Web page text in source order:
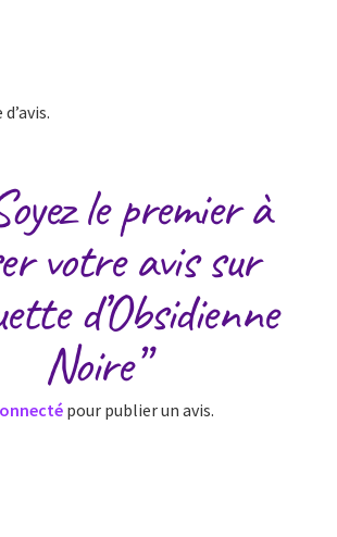
le premier à
votre avis sur
d’Obsidienne
Noire”
pour publier un avis.